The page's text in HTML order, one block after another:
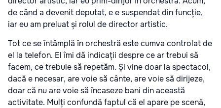
de când a devenit deputat, e e suspendat din funcție,
iar eu am preluat și rolul de director artistic.
Tot ce se întâmplă în orchestră este cumva controlat de
el la telefon. El îmi dă indicații despre ce ar trebui să
facem, ce trebuie să repetăm. Și vine doar la spectacol,
dacă e necesar, are voie să cânte, are voie să dirijeze,
doar că nu are voie să încaseze bani din această
activitate. Mulți confundă faptul că el apare pe scenă,